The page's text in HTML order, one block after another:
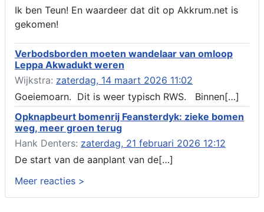
aanbrengen van asfalt t.b.v. onderhoud fietspad t.h.v
boarnsterdyk, Akkrum
Verlening ontheffing geluid, boarnsw?l Akkrum
Kennisgeving vergunningaanvraag voor het -bouwwerken,
werken en objecten in of bij een oppervlaktewaterlichaam, niet
zijnde de noordzee, of waterkering in beheer bij het rijk te
Akkrum
Verlening omgevingsvergunning, veranderen van twee
bruggen (renovatie), ljouwerterdyk nabij nummer 6 Akkrum
Verlening ontheffing geluid, heechein Akkrum
Melding milieubelastende activiteit aanleggen gesloten
bodemenergiesysteem, it weidl?n 14, 8491 da Akkrum
Omgevingsvergunning wateractiviteit wf-999662 aanleggen
Ik ben Teun! En waardeer dat dit op Akkrum.net is
gekomen!
Verbodsborden moeten wandelaar van omloop
Leppa Akwadukt weren
Wijkstra: zaterdag, 14 maart 2026 11:02
Goeiemoarn. Dit is weer typisch RWS. Binnen[…]
Opknapbeurt bomenrij Feansterdyk: zieke bomen
weg, meer groen terug
Hank Denters: zaterdag, 21 februari 2026 12:12
De start van de aanplant van de[…]
Meer reacties >